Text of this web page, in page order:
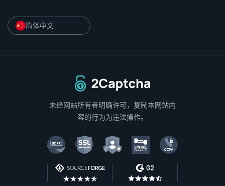
简体中文
返回主页
未经网站所有者明确许可，复制本网站内
容的行为为违法操作。